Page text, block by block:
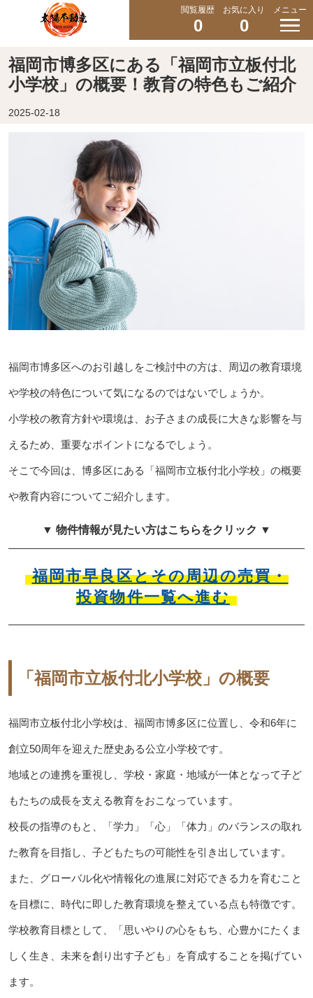
閲覧履歴
0
お気に入り
0
メニュー
福岡市博多区にある「福岡市立板付北
小学校」の概要！教育の特色もご紹介
2025-02-18
福岡市博多区へのお引越しをご検討中の方は、周辺の教育環境
や学校の特色について気になるのではないでしょうか。
小学校の教育方針や環境は、お子さまの成長に大きな影響を与
えるため、重要なポイントになるでしょう。
そこで今回は、博多区にある「福岡市立板付北小学校」の概要
や教育内容についてご紹介します。
▼ 物件情報が見たい方はこちらをクリック ▼
福岡市早良区とその周辺の売買・
投資物件一覧へ進む
「福岡市立板付北小学校」の概要
福岡市立板付北小学校は、福岡市博多区に位置し、令和6年に
創立50周年を迎えた歴史ある公立小学校です。
地域との連携を重視し、学校・家庭・地域が一体となって子ど
もたちの成長を支える教育をおこなっています。
校長の指導のもと、「学力」「心」「体力」のバランスの取れ
た教育を目指し、子どもたちの可能性を引き出しています。
また、グローバル化や情報化の進展に対応できる力を育むこと
を目標に、時代に即した教育環境を整えている点も特徴です。
学校教育目標として、「思いやりの心をもち、心豊かにたくま
しく生き、未来を創り出す子ども」を育成することを掲げてい
ます。